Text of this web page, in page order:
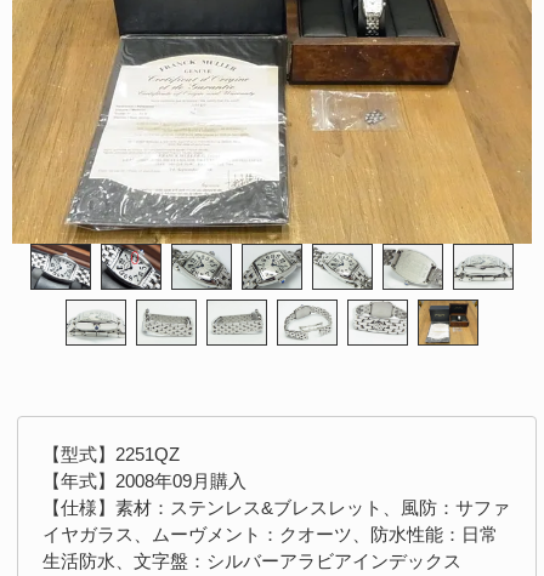
【型式】2251QZ
【年式】2008年09月購入
【仕様】素材：ステンレス&ブレスレット、風防：サファ
イヤガラス、ムーヴメント：クオーツ、防水性能：日常
生活防水、文字盤：シルバーアラビアインデックス